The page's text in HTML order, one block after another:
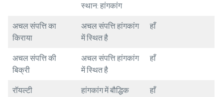
स्थान: हांगकांग
अचल संपत्ति का
किराया
अचल संपत्ति हांगकांग
में स्थित है
हाँ
अचल संपत्ति की
बिक्री
अचल संपत्ति हांगकांग
में स्थित है
हाँ
रॉयल्टी
हांगकांग में बौद्धिक
हाँ